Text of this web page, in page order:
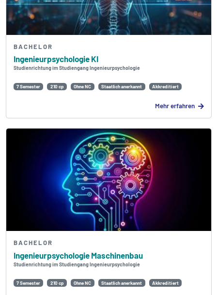
Ingenieur­psychologie KI
Studienrichtung im Studiengang Ingenieur­psychologie
BACHELOR
7 Semester 210 cp Ohne NC Staatlich anerkannt Akkreditiert
Mehr erfahren
Ingenieur­psychologie Maschinenbau
Studienrichtung im Studiengang Ingenieur­psychologie
BACHELOR
7 Semester 210 cp Ohne NC Staatlich anerkannt Akkreditiert